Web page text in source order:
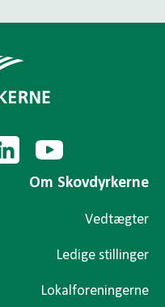
Om Skovdyrkerne
Vedtægter
Ledige stillinger
Lokalforeningerne